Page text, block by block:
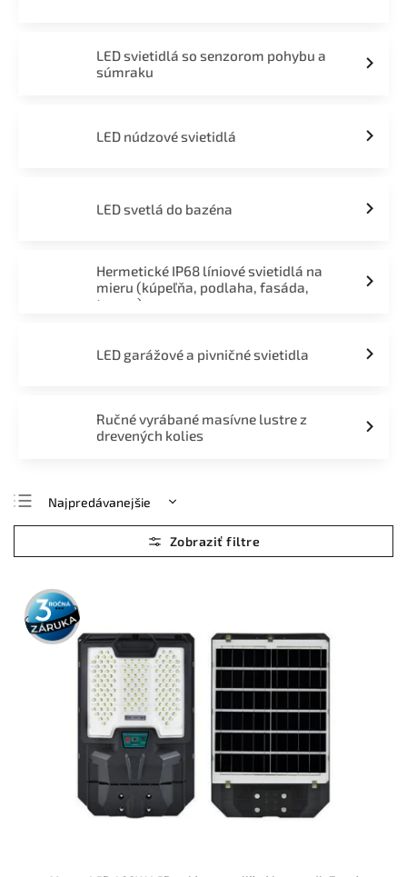
LED svietidlá so senzorom pohybu a
súmraku
LED núdzové svietidlá
LED svetlá do bazéna
Hermetické IP68 líniové svietidlá na
mieru (kúpeľňa, podlaha, fasáda,
terasa)
LED garážové a pivničné svietidla
Ručné vyrábané masívne lustre z
drevených kolies
Najpredávanejšie
Najlacnejšie
Najdrahšie
Abecedne
3 roky
záruka